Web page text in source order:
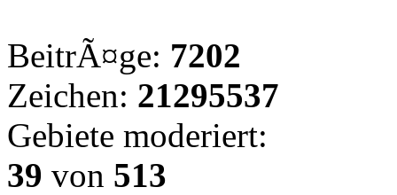
BeitrÃ¤ge: 7202
Zeichen: 21295537
Gebiete moderiert:
39 von 513